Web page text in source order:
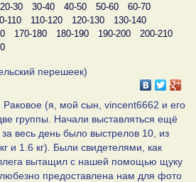
20-30 30-40 40-50 50-60
60-70
110 110-120 120-130
130-140
170-180 180-190 190-200
200-210
перешеек)
(я, мой сын, vincent6662 и его
группы. Начали выставляться ещё
весь день было выстрелов 10, из
и 1.6 кг). Были свидетелями, как
вытащил с нашей помощью щуку
предоставлена нам для фото